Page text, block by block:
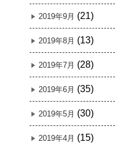
2019年9月 (21)
2019年8月 (13)
2019年7月 (28)
2019年6月 (35)
2019年5月 (30)
2019年4月 (15)